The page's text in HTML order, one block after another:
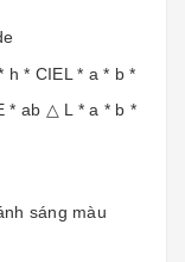
h * CIEL * a * b *
* ab △ L * a * b *
sáng màu